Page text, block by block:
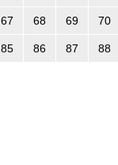
67 68 69 70
85 86 87 88